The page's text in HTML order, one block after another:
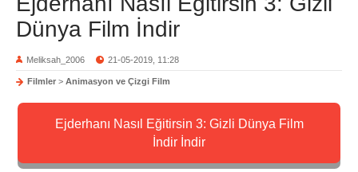
Dünya Film İndir
Meliksah_2006 21-05-2019, 11:28
Filmler > Animasyon ve Çizgi Film
Ejderhanı Nasıl Eğitirsin 3: Gizli Dünya Film
İndir İndir